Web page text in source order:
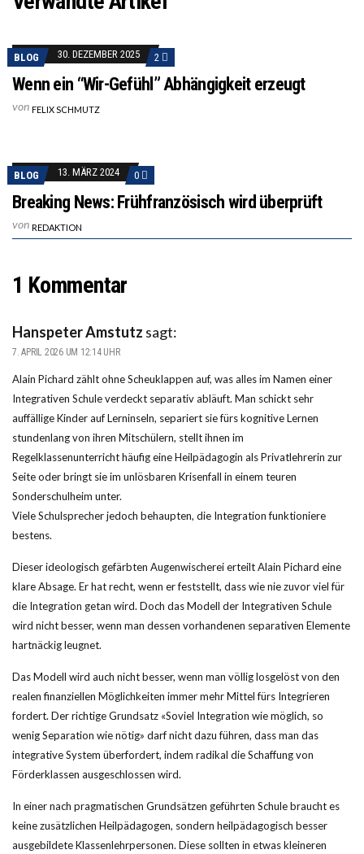
BLOG 30. DEZEMBER 2025 2
Wenn ein “Wir-Gefühl” Abhängigkeit erzeugt
von FELIX SCHMUTZ
BLOG 13. MÄRZ 2024 0
Breaking News: Frühfranzösisch wird überprüft
von REDAKTION
1 Kommentar
Hanspeter Amstutz sagt:
7. APRIL 2026 UM 12:14 UHR
Alain Pichard zählt ohne Scheuklappen auf, was alles im Namen einer
Integrativen Schule verdeckt separativ abläuft. Man schickt sehr
auffällige Kinder auf Lerninseln, separiert sie fürs kognitive Lernen
stundenlang von ihren Mitschülern, stellt ihnen im
Regelklassenunterricht häufig eine Heilpädagogin als Privatlehrerin zur
Seite oder bringt sie im unlösbaren Krisenfall in einem teuren
Sonderschulheim unter.
Viele Schulsprecher jedoch behaupten, die Integration funktioniere
bestens.
Dieser ideologisch gefärbten Augenwischerei erteilt Alain Pichard eine
klare Absage. Er hat recht, wenn er feststellt, dass wie nie zuvor viel für
die Integration getan wird. Doch das Modell der Integrativen Schule
wird nicht besser, wenn man dessen vorhandenen separativen Elemente
hartnäckig leugnet.
Das Modell wird auch nicht besser, wenn man völlig losgelöst von den
realen finanziellen Möglichkeiten immer mehr Mittel fürs Integrieren
fordert. Der richtige Grundsatz «Soviel Integration wie möglich, so
wenig Separation wie nötig» darf nicht dazu führen, dass man das
integrative System überfordert, indem radikal die Schaffung von
Förderklassen ausgeschlossen wird.
In einer nach pragmatischen Grundsätzen geführten Schule braucht es
keine zusätzlichen Heilpädagogen, sondern heilpädagogisch besser
ausgebildete Klassenlehrpersonen. Diese sollten in etwas kleineren